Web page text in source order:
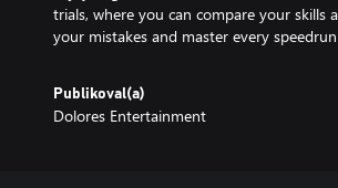
trials, where you can compare your skills
Publikoval(a)
Dolores Entertainment